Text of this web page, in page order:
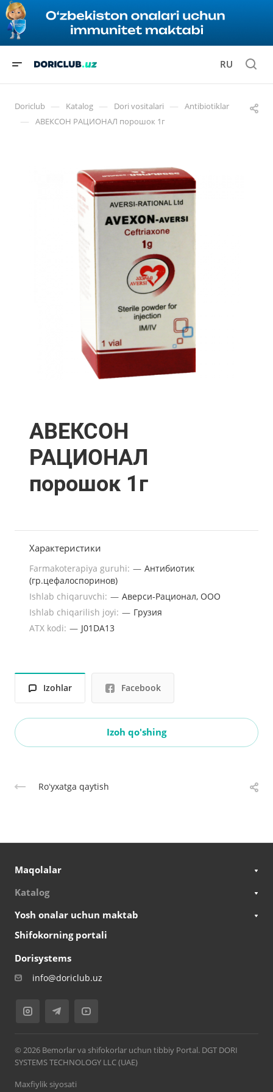
RU
Doriclub — Katalog — Dori vositalari — Antibiotiklar
— АВЕКСОН РАЦИОНАЛ порошок 1г
АВЕКСОН
РАЦИОНАЛ
порошок 1г
Характеристики
Farmakoterapiya guruhi: — Антибиотик
(гр.цефалоспоринов)
Ishlab chiqaruvchi: — Аверси-Рационал, ООО
Ishlab chiqarilish joyi: — Грузия
ATX kodi: — J01DA13
Izohlar Facebook
Izoh qo'shing
Roʻyxatga qaytish
Maqolalar
Katalog
Yosh onalar uchun maktab
Shifokorning portali
Dorisystems
info@doriclub.uz
© 2026 Bemorlar va shifokorlar uchun tibbiy Portal. DGT DORI
SYSTEMS TECHNOLOGY LLC (UAE)
Maxfiylik siyosati